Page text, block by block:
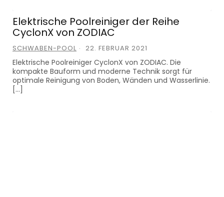
Elektrische Poolreiniger der Reihe
CyclonX von ZODIAC
SCHWABEN-POOL 22. FEBRUAR 2021
Elektrische Poolreiniger CyclonX von ZODIAC. Die
kompakte Bauform und moderne Technik sorgt für
optimale Reinigung von Boden, Wänden und Wasserlinie.
[…]